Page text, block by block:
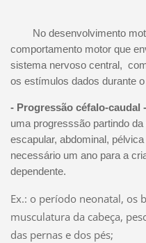
No desenvolvimento
comportamento motor que
sistema nervoso central,
os estímulos dados durante
- Progressão céfalo-caudal -
uma progresssão partindo
escapular, abdominal,
necessário um ano para a
dependente.
Ex.: o período neonatal, os
musculatura da cabeça,
das pernas e dos pés;